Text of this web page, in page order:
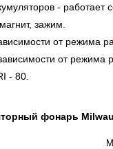
-
зажим.
от режима
от режима
- 80.
фонарь